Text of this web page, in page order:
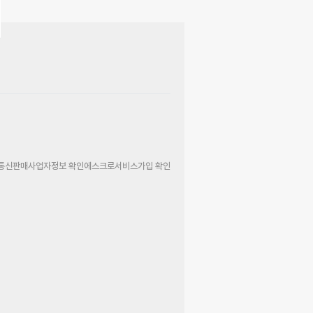
신판매사업자정보 확인에스크로서비스가입 확인